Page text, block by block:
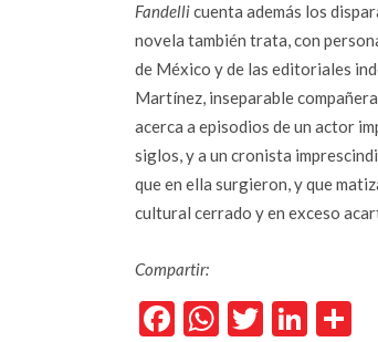
Fandellicuenta además los
novela también trata, con
de México y de las editoriales
Martínez, inseparable
acerca a episodios de un actor
siglos, y a un cronista
que en ella surgieron, y que
cultural cerrado y en exceso
Compartir:
Facebook
WhatsApp
Twitter